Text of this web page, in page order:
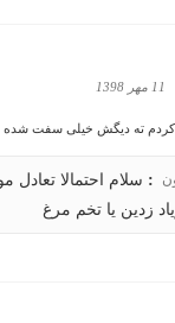
11 مهر 1398
ته دیگش خیلی سفت شده
: سلام احتمالا تعادل
زدین یا تخم مرغ